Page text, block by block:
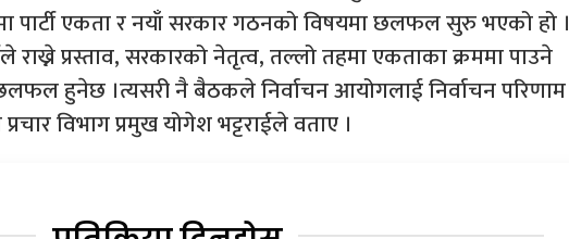
पार्टी एकता र नयाँ सरकार गठनको विषयमा छलफल सुरु भएको हो ।
राख्ने प्रस्ताव, सरकारको नेतृत्व, तल्लो तहमा एकताका क्रममा पाउने
हुनेछ ।त्यसरी नै बैठकले निर्वाचन आयोगलाई निर्वाचन परिणाम
विभाग प्रमुख योगेश भट्टराईले वताए ।